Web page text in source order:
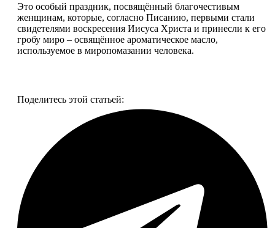
Это особый праздник, посвящённый благочестивым
женщинам, которые, согласно Писанию, первыми стали
свидетелями воскресения Иисуса Христа и принесли к его
гробу миро – освящённое ароматическое масло,
используемое в миропомазании человека.
Поделитесь этой статьей: